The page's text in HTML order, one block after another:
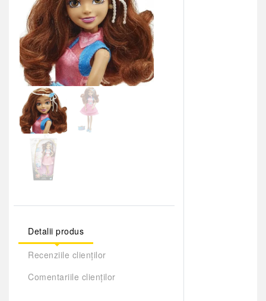
Detalii produs
Recenziile clienților
Comentariile clienților